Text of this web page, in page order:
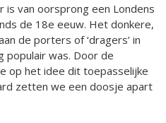
is van oorsprong een Londens
de 18e eeuw. Het donkere,
de porters of ‘dragers’ in
populair was. Door de
op het idee dit toepasselijke
zetten we een doosje apart